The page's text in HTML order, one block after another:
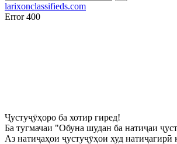
larixonclassifieds.com
Error 400
Ҷустуҷӯҳоро ба хотир гиред!
Ба тугмачаи "Обуна шудан ба натиҷаи
Аз натиҷаҳои ҷустуҷӯҳои худ натиҷагирӣ